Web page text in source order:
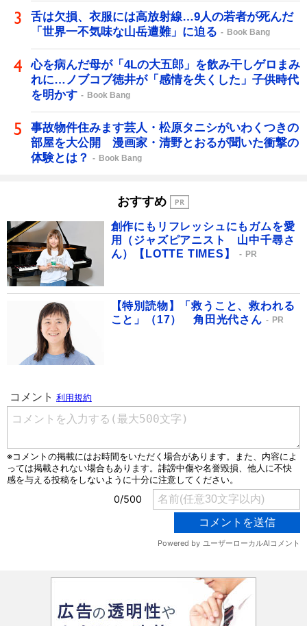
舌は欠損、衣服には高放射線…9人の若者が死んだ
「世界一不気味な山岳遭難」に迫る
Book Bang
心を病んだ母が「4Lの大五郎」を飲み干しゲロまみ
れに…ノブコブ徳井が「感情を失くした」子供時代
を明かす
Book Bang
事故物件住みます芸人・松原タニシがいわくつきの
部屋を大公開 漫画家・清野とおるが聞いた衝撃の
体験とは？
Book Bang
おすすめ
創作にもリフレッシュにもガムを愛
用（ジャズピアニスト 山中千尋さ
ん）【LOTTE TIMES】
PR
【特別読物】「救うこと、救われる
こと」（17） 角田光代さん
PR